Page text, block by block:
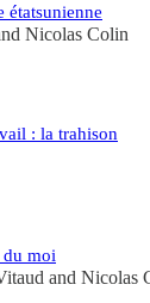
étatsunienne
Nicolas Colin
: la trahison
du moi
and Nicolas